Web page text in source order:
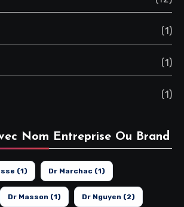
(1)
(1)
(1)
Nom Entreprise Ou Brand
(1) Dr Marchac (1)
Dr Masson (1) Dr Nguyen (2)